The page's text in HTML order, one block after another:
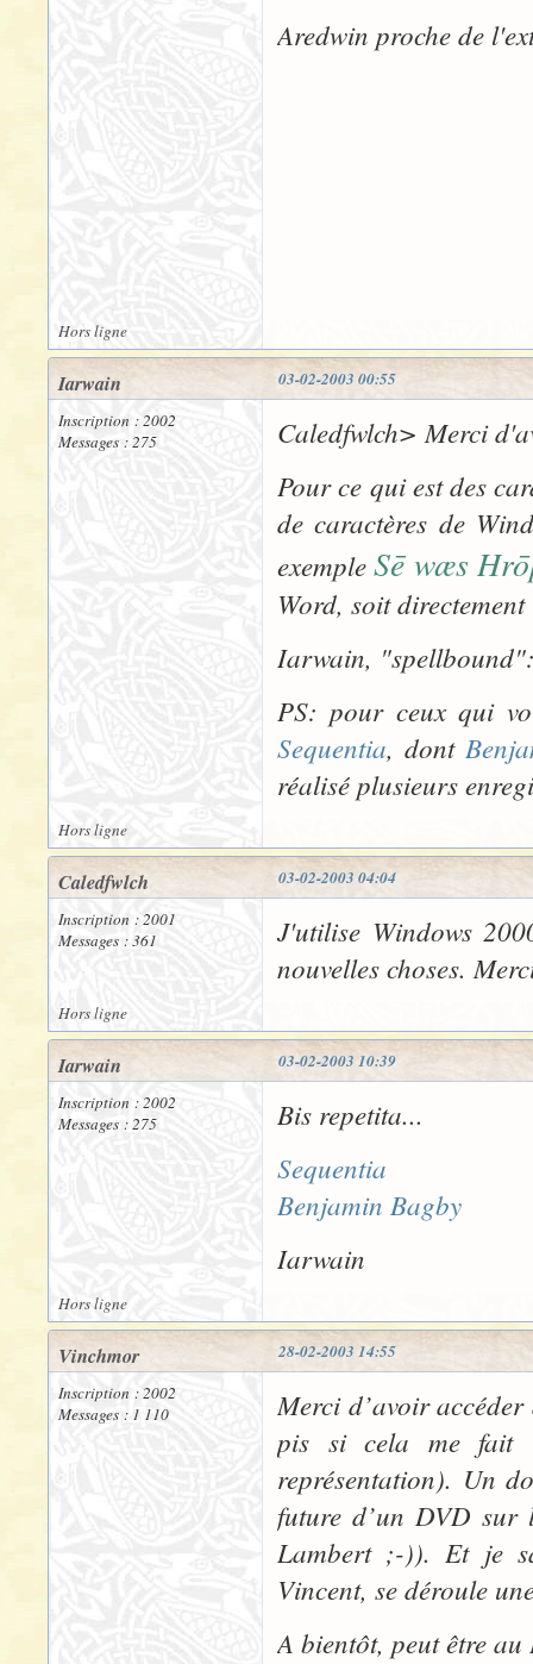
Aredwin proche de
Hors ligne
03-02-2003 00:55
Iarwain
Inscription : 2002
Messages : 275
Caledfwlch> Merci
Pour ce qui est des
de caractères de
exempleSē wæs
Word, soit
Iarwain,
PS: pour ceux qui
Sequentia, dont
réalisé plusieurs
Hors ligne
03-02-2003 04:04
Caledfwlch
Inscription : 2001
Messages : 361
J'utilise Windows
nouvelles choses.
Hors ligne
03-02-2003 10:39
Iarwain
Inscription : 2002
Messages : 275
Bis repetita...
Sequentia
Benjamin Bagby
Iarwain
Hors ligne
28-02-2003 14:55
Vinchmor
Inscription : 2002
Messages : 1 110
Merci d’avoir
pis si cela me fait
représentation). Un
future d’un DVD sur
Lambert ;-)). Et je
Vincent, se déroule
A bientôt, peut être